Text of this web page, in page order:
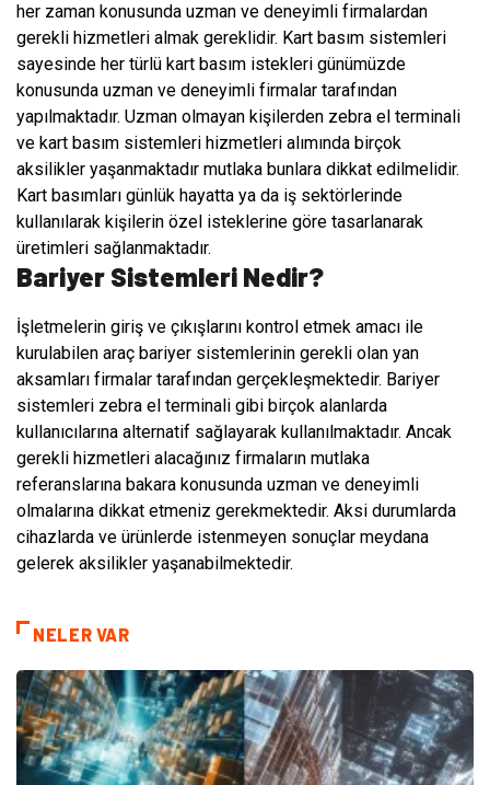
her zaman konusunda uzman ve deneyimli firmalardan
gerekli hizmetleri almak gereklidir. Kart basım sistemleri
sayesinde her türlü kart basım istekleri günümüzde
konusunda uzman ve deneyimli firmalar tarafından
yapılmaktadır. Uzman olmayan kişilerden zebra el terminali
ve kart basım sistemleri hizmetleri alımında birçok
aksilikler yaşanmaktadır mutlaka bunlara dikkat edilmelidir.
Kart basımları günlük hayatta ya da iş sektörlerinde
kullanılarak kişilerin özel isteklerine göre tasarlanarak
üretimleri sağlanmaktadır.
Bariyer Sistemleri Nedir?
İşletmelerin giriş ve çıkışlarını kontrol etmek amacı ile
kurulabilen araç bariyer sistemlerinin gerekli olan yan
aksamları firmalar tarafından gerçekleşmektedir. Bariyer
sistemleri zebra el terminali gibi birçok alanlarda
kullanıcılarına alternatif sağlayarak kullanılmaktadır. Ancak
gerekli hizmetleri alacağınız firmaların mutlaka
referanslarına bakara konusunda uzman ve deneyimli
olmalarına dikkat etmeniz gerekmektedir. Aksi durumlarda
cihazlarda ve ürünlerde istenmeyen sonuçlar meydana
gelerek aksilikler yaşanabilmektedir.
NELER VAR